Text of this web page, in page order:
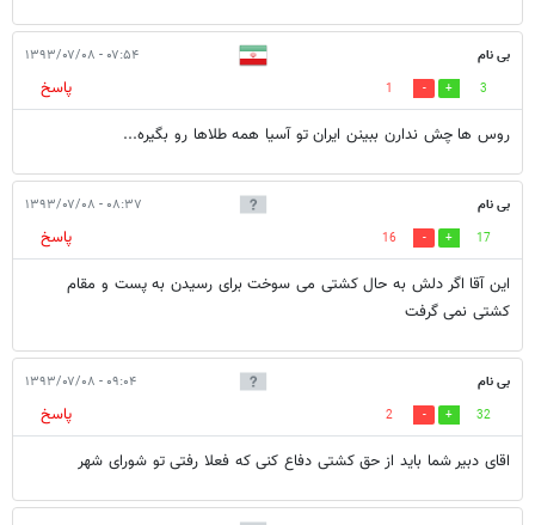
بی نام ۰۷:۵۴ - ۱۳۹۳/۰۷/۰۸
3
1
پاسخ
روس ها چش ندارن ببینن ایران تو آسیا همه طلاها رو بگیره...
بی نام ۰۸:۳۷ - ۱۳۹۳/۰۷/۰۸
17
16
پاسخ
این آقا اگر دلش به حال کشتی می سوخت برای رسیدن به پست و مقام
کشتی نمی گرفت
بی نام ۰۹:۰۴ - ۱۳۹۳/۰۷/۰۸
32
2
پاسخ
اقای دبیر شما باید از حق کشتی دفاع کنی که فعلا رفتی تو شورای شهر